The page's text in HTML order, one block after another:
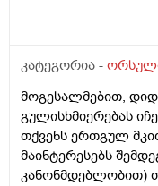
კატეგორია -
მოგესალმებით,
გულისხმიერებას
თქვენს ერთგულ
მაინტერესებს
კანონმდებლობით)